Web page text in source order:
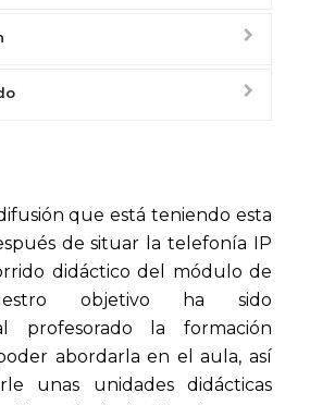
que está teniendo esta
de situar la telefonía IP
didáctico del módulo de
objetivo ha sido
profesorado la formación
abordarla en el aula, así
unas unidades didácticas